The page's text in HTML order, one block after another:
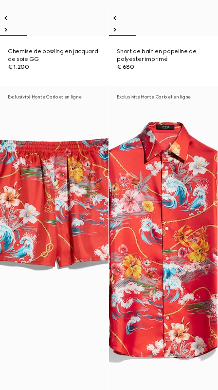
Chemise de bowling en jacquard
de soie GG
€ 1.200
Short de bain en popeline de
polyester imprimé
€ 680
Exclusivité Monte Carlo et en ligne Exclusivité Monte Carlo et en ligne